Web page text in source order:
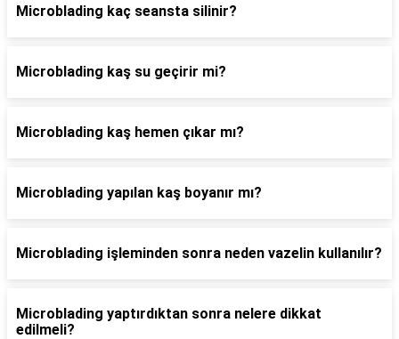
Microblading kaç seansta silinir?
Microblading kaş su geçirir mi?
Microblading kaş hemen çıkar mı?
Microblading yapılan kaş boyanır mı?
Microblading işleminden sonra neden vazelin kullanılır?
Microblading yaptırdıktan sonra nelere dikkat
edilmeli?